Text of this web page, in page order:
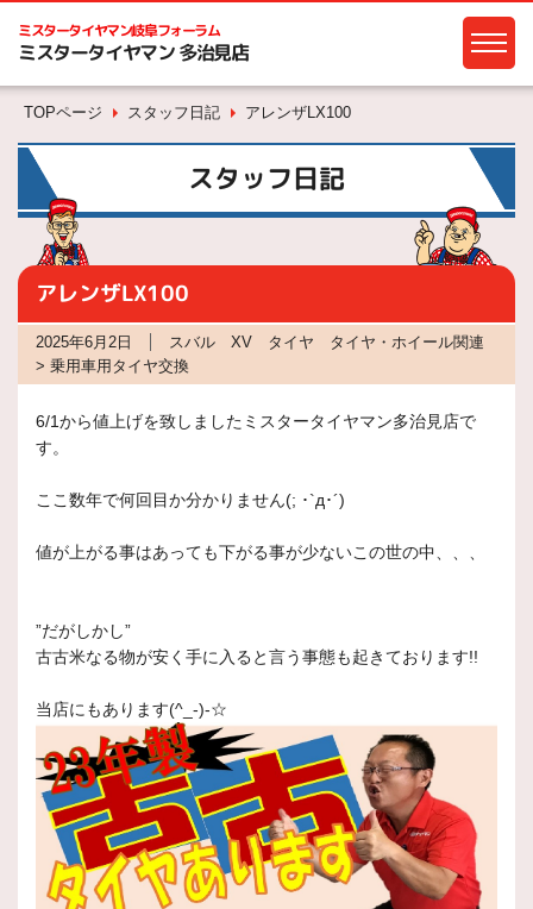
ミスタータイヤマン岐阜フォーラム
ミスタータイヤマン 多治見店
TOPページ スタッフ日記 アレンザLX100
スタッフ日記
アレンザLX100
2025年6月2日
スバル XV タイヤ タイヤ・ホイール関連
> 乗用車用タイヤ交換
6/1から値上げを致しましたミスタータイヤマン多治見店で
す。
ここ数年で何回目か分かりません(; ･`д･´)
値が上がる事はあっても下がる事が少ないこの世の中、、、
”だがしかし”
古古米なる物が安く手に入ると言う事態も起きております!!
当店にもあります(^_-)-☆